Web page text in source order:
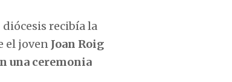
recibía la
el joven Joan Roig
una ceremonia